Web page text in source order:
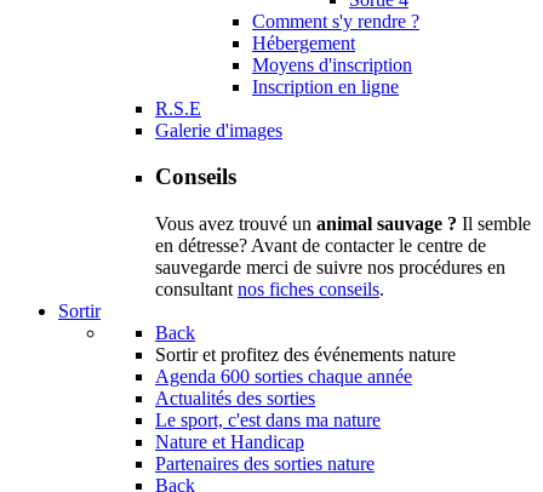
Comment s'y rendre ?
Hébergement
Moyens d'inscription
Inscription en ligne
R.S.E
Galerie d'images
Conseils
Vous avez trouvé un animal sauvage ? Il semble
en détresse? Avant de contacter le centre de
sauvegarde merci de suivre nos procédures en
consultant nos fiches conseils.
Sortir
Back
Sortir et profitez des événements nature
Agenda 600 sorties chaque année
Actualités des sorties
Le sport, c'est dans ma nature
Nature et Handicap
Partenaires des sorties nature
Back